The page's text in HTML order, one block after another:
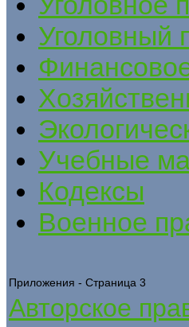
Уголовный
Учебные
Кодексы
Военное
Приложения - Страница 3
Авторское